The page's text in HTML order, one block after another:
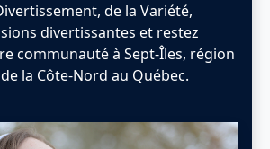
de la Variété,
divertissantes et restez
communauté à Sept-Îles, région
la ‎Côte-Nord au Québec.